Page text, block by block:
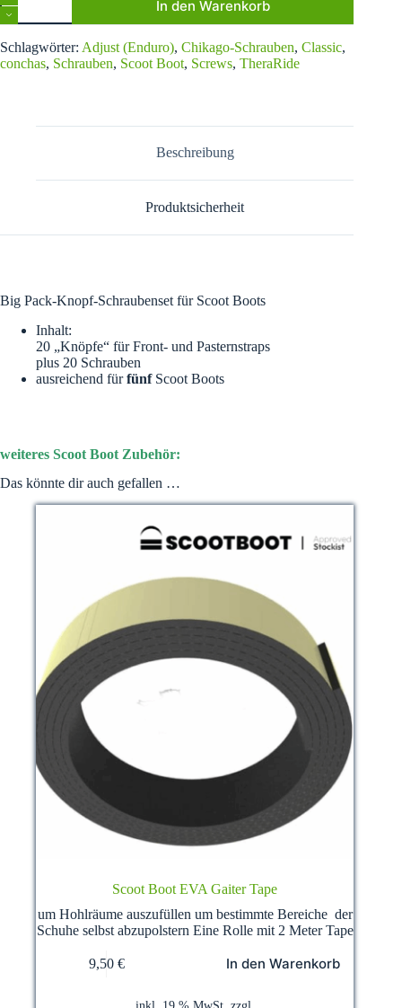
Boot
Schrauben
Big
Pack
Menge
In den Warenkorb
l
t
Schlagwörter: Adjust (Enduro), Chikago-Schrauben, Classic,
conchas, Schrauben, Scoot Boot, Screws, TheraRide
Beschreibung
Produktsicherheit
Big Pack-Knopf-Schraubenset für Scoot Boots
Inhalt:
20 „Knöpfe“ für Front- und Pasternstraps
plus 20 Schrauben
ausreichend fürfünfScoot Boots
weiteres Scoot Boot Zubehör:
Das könnte dir auch gefallen …
Scoot Boot EVA Gaiter Tape
um Hohlräume auszufüllen um bestimmte Bereiche der
Schuhe selbst abzupolstern Eine Rolle mit 2 Meter Tape
9,50 € In den Warenkorb